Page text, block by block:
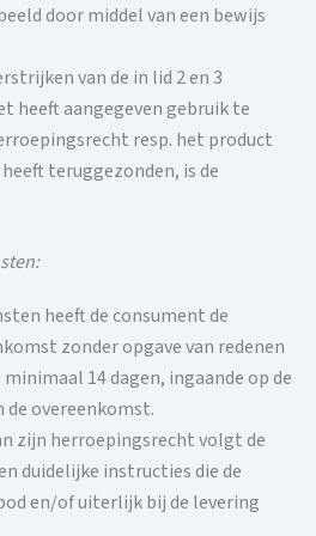
door middel van een bewijs
van de in lid 2 en 3
heeft aangegeven gebruik te
resp. het product
teruggezonden, is de
heeft de consument de
zonder opgave van redenen
14 dagen, ingaande op de
de overeenkomst.
zijn herroepingsrecht volgt de
duidelijke instructies die de
en/of uiterlijk bij de levering